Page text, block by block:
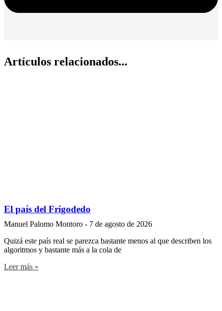
Artículos relacionados...
El país del Frigodedo
Manuel Palomo Montoro
7 de agosto de 2026
Quizá este país real se parezca bastante menos al que describen los
algoritmos y bastante más a la cola de
Leer más »